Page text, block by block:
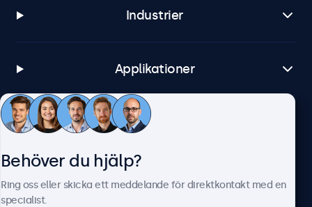
Industrier
Applikationer
Kundtjänst
Behöver du hjälp?
Ring oss eller skicka ett meddelande för direktkontakt med en
specialist.